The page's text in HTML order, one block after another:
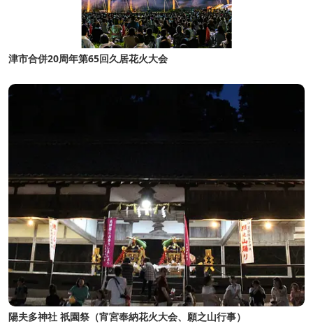
津市合併20周年第65回久居花火大会
陽夫多神社 祇園祭（宵宮奉納花火大会、願之山行事）